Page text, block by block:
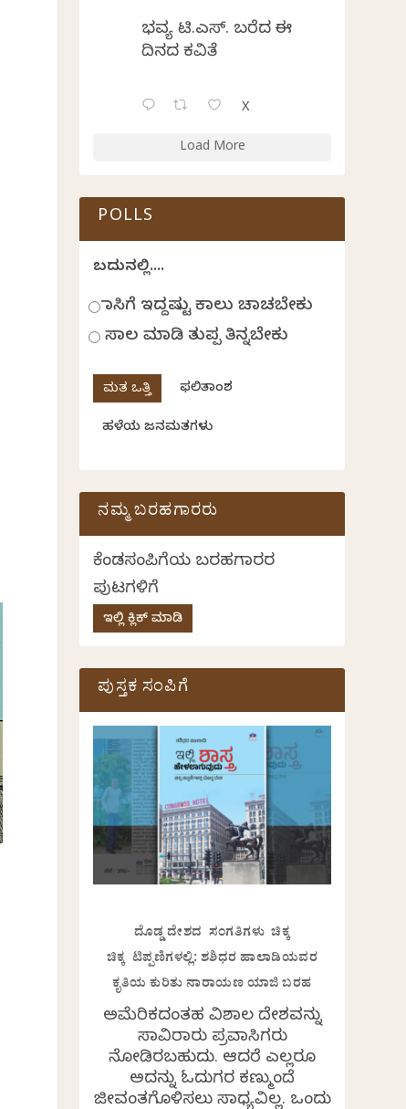
ಭವ್ಯ ಟಿ.ಎಸ್. ಬರೆದ ಈ
ದಿನದ ಕವಿತೆ
X
Load More
POLLS
ಬದುಕಿನಲ್ಲಿ....
ಹಾಸಿಗೆ ಇದ್ದಷ್ಟು ಕಾಲು ಚಾಚಬೇಕು
ಸಾಲ ಮಾಡಿ ತುಪ್ಪ ತಿನ್ನಬೇಕು
ಫಲಿತಾಂಶ
ಹಳೆಯ ಜನಮತಗಳು
ನಮ್ಮ ಬರಹಗಾರರು
ಕೆಂಡಸಂಪಿಗೆಯ ಬರಹಗಾರರ
ಪುಟಗಳಿಗೆ
ಇಲ್ಲಿ ಕ್ಲಿಕ್ ಮಾಡಿ
ಪುಸ್ತಕ ಸಂಪಿಗೆ
ದೊಡ್ಡ ದೇಶದ ಸಂಗತಿಗಳು ಚಿಕ್ಕ
ಚಿಕ್ಕ ಟಿಪ್ಪಣಿಗಳಲ್ಲಿ: ಶಶಿಧರ ಹಾಲಾಡಿಯವರ
ಕೃತಿಯ ಕುರಿತು ನಾರಾಯಣ ಯಾಜಿ ಬರಹ
ಅಮೆರಿಕದಂತಹ ವಿಶಾಲ ದೇಶವನ್ನು
ಸಾವಿರಾರು ಪ್ರವಾಸಿಗರು
ನೋಡಿರಬಹುದು. ಆದರೆ ಎಲ್ಲರೂ
ಅದನ್ನು ಓದುಗರ ಕಣ್ಮುಂದೆ
ಜೀವಂತಗೊಳಿಸಲು ಸಾಧ್ಯವಿಲ್ಲ. ಒಂದು